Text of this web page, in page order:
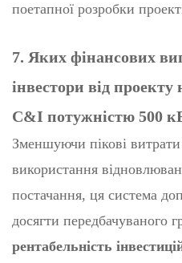
поетапної розробки
7. Яких фінансових
інвестори від проекту
C&I потужністю 500
Зменшуючи пікові
використання
постачання, ця система
досягти передбачуваного
рентабельність